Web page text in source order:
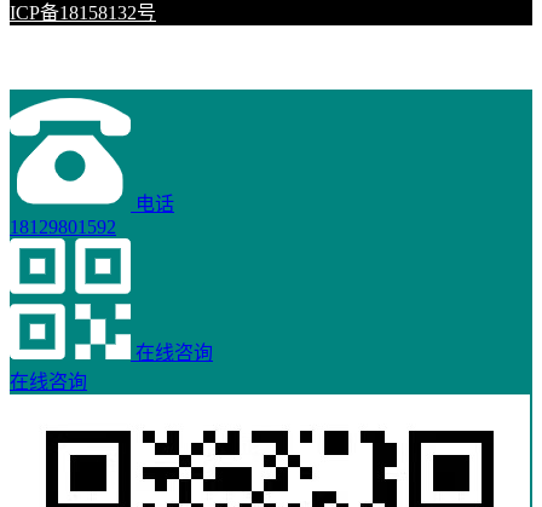
ICP备18158132号
电话
18129801592
在线咨询
在线咨询